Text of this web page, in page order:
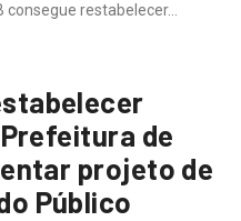
consegue restabelecer…
de
projeto de
Público